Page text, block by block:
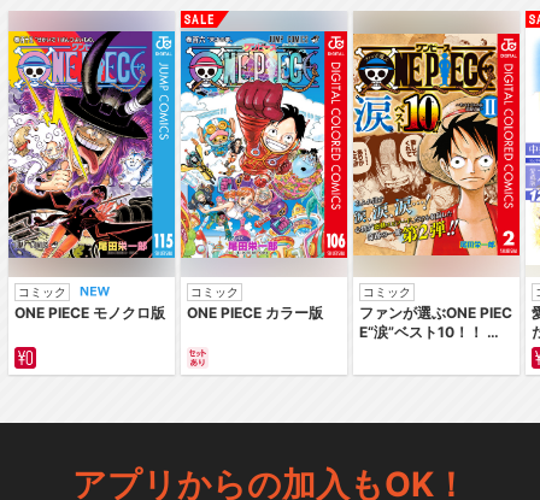
コミック
ONE PIECE モノクロ版
コミック
ONE PIECE カラー版
コミック
ファンが選ぶONE PIEC
E“涙”ベスト10！！ ～
編～ カラー版
アプリからの加入もOK！